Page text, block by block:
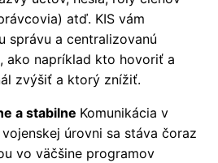
atď. KIS vám
správu a centralizovanú
ako napríklad kto hovoriť a
zvýšiť a ktorý znížiť.
a stabilne Komunikácia v
úrovni sa stáva čoraz
vo väčšine programov